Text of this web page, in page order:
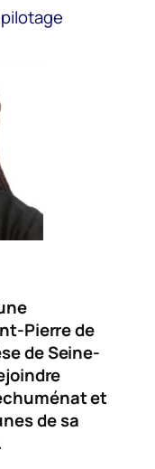
Pierre de
de Seine-
et
de sa